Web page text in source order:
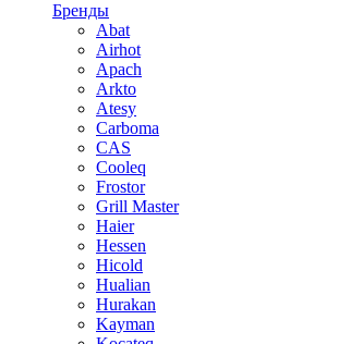
Бренды
Abat
Airhot
Apach
Arkto
Atesy
Carboma
CAS
Cooleq
Frostor
Grill Master
Haier
Hessen
Hicold
Hualian
Hurakan
Kayman